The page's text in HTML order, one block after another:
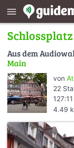
menu
Schlossplatz
Aus dem
Main
von
22
4.49